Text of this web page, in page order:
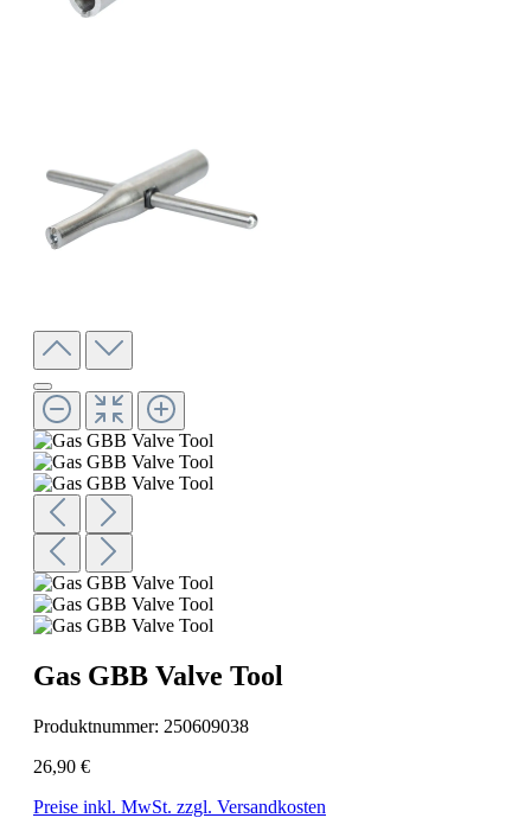
Gas GBB Valve Tool
Produktnummer: 250609038
26,90 €
Preise inkl. MwSt. zzgl. Versandkosten